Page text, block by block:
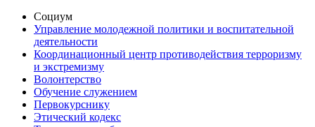
Социум
Управление молодежной политики и воспитательной
деятельности
Координационный центр противодействия терроризму
и экстремизму
Волонтерство
Обучение служением
Первокурснику
Этический кодекс